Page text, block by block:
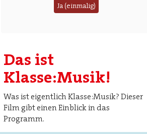
Ja (einmalig)
Das ist
Klasse:Musik!
Was ist eigentlich Klasse:Musik? Dieser
Film gibt einen Einblick in das
Programm.